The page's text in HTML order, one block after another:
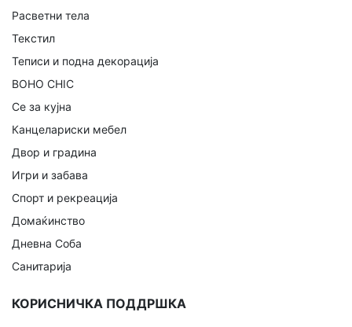
Расветни тела
Текстил
Теписи и подна декорација
BOHO CHIC
Се за кујна
Канцелариски мебел
Двор и градина
Игри и забава
Спорт и рекреација
Домаќинство
Дневна Соба
Санитарија
КОРИСНИЧКА ПОДДРШКА